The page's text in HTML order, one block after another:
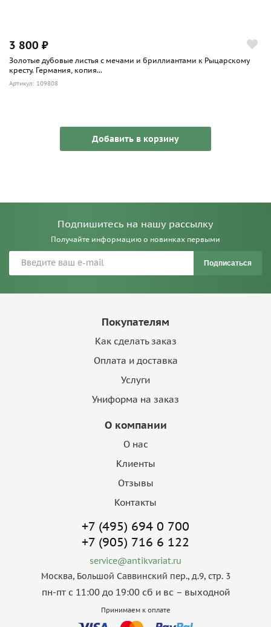
3 800 ₽
Золотые дубовые листья с мечами и бриллиантами к Рыцарскому
кресту. Германия, копия...
Артикул: 109808
Добавить в корзину
Подпишитесь на нашу рассылку
Получайте информацию о новинках первыми
Подписаться
Покупателям
Как сделать заказ
Оплата и доставка
Услуги
Униформа на заказ
О компании
О нас
Клиенты
Отзывы
Контакты
+7 (495) 694 0 700
+7 (905) 716 6 122
service@antikvariat.ru
Москва, Большой Саввинский пер., д.9, стр. 3
пн-пт с 11:00 до 19:00 сб и вс – выходной
Принимаем к оплате